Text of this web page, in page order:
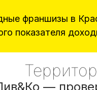
франшизы в
показателя
—